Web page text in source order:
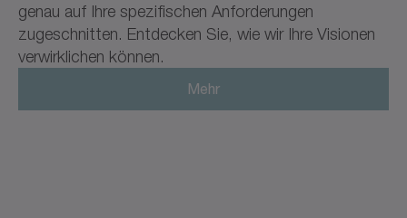
genau auf Ihre spezifischen Anforderungen
zugeschnitten. Entdecken Sie, wie wir Ihre Visionen
verwirklichen können.
Mehr